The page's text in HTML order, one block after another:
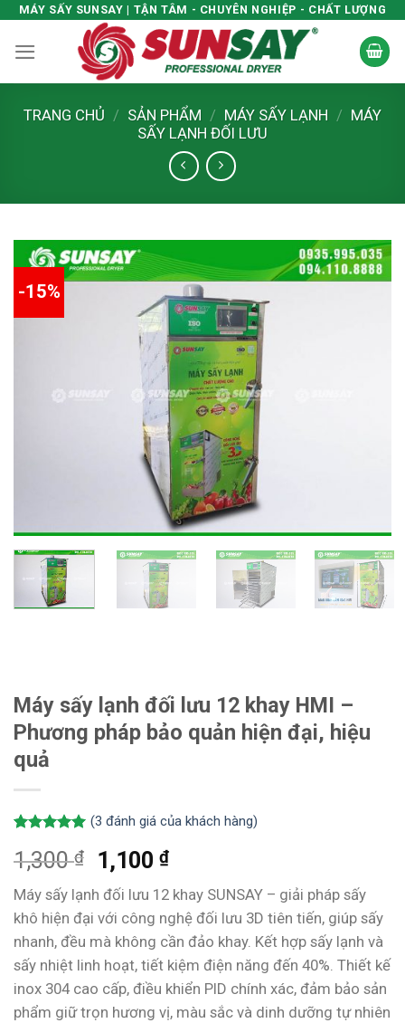
Skip
content
MÁY SẤY SUNSAY | TẬN TÂM - CHUYÊN NGHIỆP - CHẤT LƯỢNG
TRANG CHỦ / SẢN PHẨM / MÁY SẤY LẠNH / MÁY
SẤY LẠNH ĐỐI LƯU
-15%
Máy sấy lạnh đối lưu 12 khay HMI –
Phương pháp bảo quản hiện đại, hiệu
quả
dựa trên
đánh giá
(3 đánh giá của khách hàng)
1,300₫ 1,100 ₫
Máy sấy lạnh đối lưu 12 khay SUNSAY – giải pháp sấy
khô hiện đại với công nghệ đối lưu 3D tiên tiến, giúp sấy
nhanh, đều mà không cần đảo khay. Kết hợp sấy lạnh và
sấy nhiệt linh hoạt, tiết kiệm điện năng đến 40%. Thiết kế
inox 304 cao cấp, điều khiển PID chính xác, đảm bảo sản
phẩm giữ trọn hương vị, màu sắc và dinh dưỡng tự nhiên